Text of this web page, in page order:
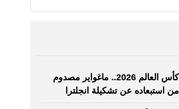
كأس العالم 2026.. ماغواير مصدوم
من استبعاده عن تشكيلة انجلترا